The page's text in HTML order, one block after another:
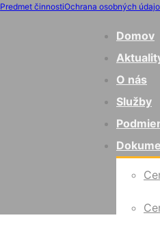
Predmet činnostiOchrana osobných
Domov
O nás
Služby